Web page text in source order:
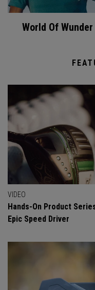
World Of Wunder
VIDEO
Hands-On Product
Epic Speed Driver